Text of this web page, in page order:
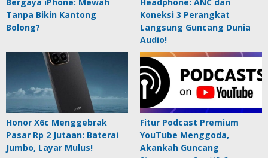
Tanpa Bikin Kantong
Bolong?
Koneksi 3 Perangkat
Langsung Guncang Dunia
Audio!
Honor X6c Menggebrak
Pasar Rp 2 Jutaan: Baterai
Jumbo, Layar Mulus!
Fitur Podcast Premium
YouTube Menggoda,
Akankah Guncang